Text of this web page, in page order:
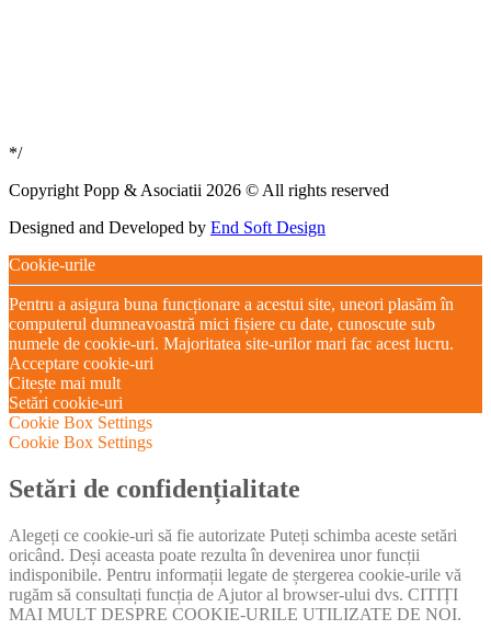
*/
Copyright Popp & Asociatii 2026 © All rights reserved
Designed and Developed by End Soft Design
Cookie-urile
Pentru a asigura buna funcționare a acestui site, uneori plasăm în
computerul dumneavoastră mici fișiere cu date, cunoscute sub
numele de cookie-uri. Majoritatea site-urilor mari fac acest lucru.
Acceptare cookie-uri
Citește mai mult
Setări cookie-uri
Cookie Box Settings
Cookie Box Settings
Setări de confidențialitate
Alegeți ce cookie-uri să fie autorizate Puteți schimba aceste setări
oricând. Deși aceasta poate rezulta în devenirea unor funcții
indisponibile. Pentru informații legate de ștergerea cookie-urile vă
rugăm să consultați funcția de Ajutor al browser-ului dvs. CITIȚI
MAI MULT DESPRE COOKIE-URILE UTILIZATE DE NOI.